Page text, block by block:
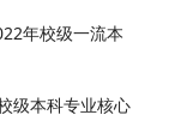
年校级一流本
级本科专业核心